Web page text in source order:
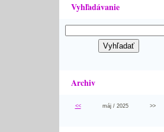
Vyhľadávanie
Archiv
<< máj / 2025 >>